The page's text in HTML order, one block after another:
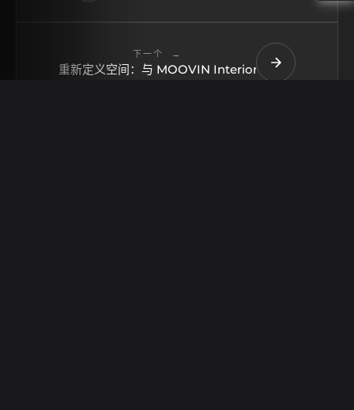
下一个
重新定义空间：与 MOOVIN Interiors 一起探索设计艺